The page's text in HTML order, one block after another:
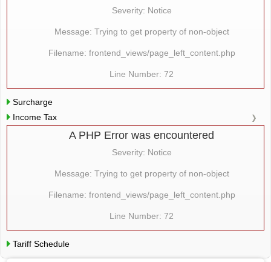
Severity: Notice
Message: Trying to get property of non-object
Filename: frontend_views/page_left_content.php
Line Number: 72
Surcharge
Income Tax
A PHP Error was encountered
Severity: Notice
Message: Trying to get property of non-object
Filename: frontend_views/page_left_content.php
Line Number: 72
Tariff Schedule